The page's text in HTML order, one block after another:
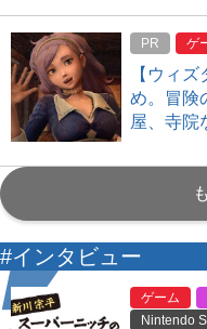
PR ゲ
【ウィ
め。冒険
屋、寺院
#インタビュー
ゲーム
Nintendo